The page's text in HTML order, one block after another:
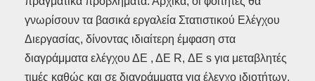
γνωρίσουν τα βασικά εργαλεία Στατιστικού Ελέγχου
Διεργασίας, δίνοντας ιδιαίτερη έμφαση στα
διαγράμματα ελέγχου ΔΕ , ΔΕ R, ΔΕ s για μεταβλητές
τιμές καθώς και σε διαγράμματα για έλεγχο ιδιοτήτων.